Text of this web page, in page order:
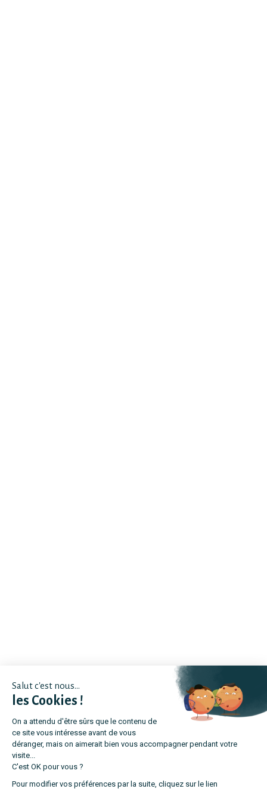
Salut c'est nous...
les Cookies !
On a attendu d'être sûrs que le contenu de
ce site vous intéresse avant de vous
déranger, mais on aimerait bien vous accompagner pendant votre
visite...
C'est OK pour vous ?
Pour modifier vos préférences par la suite, cliquez sur le lien